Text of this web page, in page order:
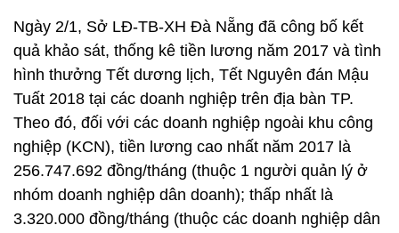
Ngày 2/1, Sở LĐ-TB-XH Đà Nẵng đã công bố kết
quả khảo sát, thống kê tiền lương năm 2017 và tình
hình thưởng Tết dương lịch, Tết Nguyên đán Mậu
Tuất 2018 tại các doanh nghiệp trên địa bàn TP.
Theo đó, đối với các doanh nghiệp ngoài khu công
nghiệp (KCN), tiền lương cao nhất năm 2017 là
256.747.692 đồng/tháng (thuộc 1 người quản lý ở
nhóm doanh nghiệp dân doanh); thấp nhất là
3.320.000 đồng/tháng (thuộc các doanh nghiệp dân